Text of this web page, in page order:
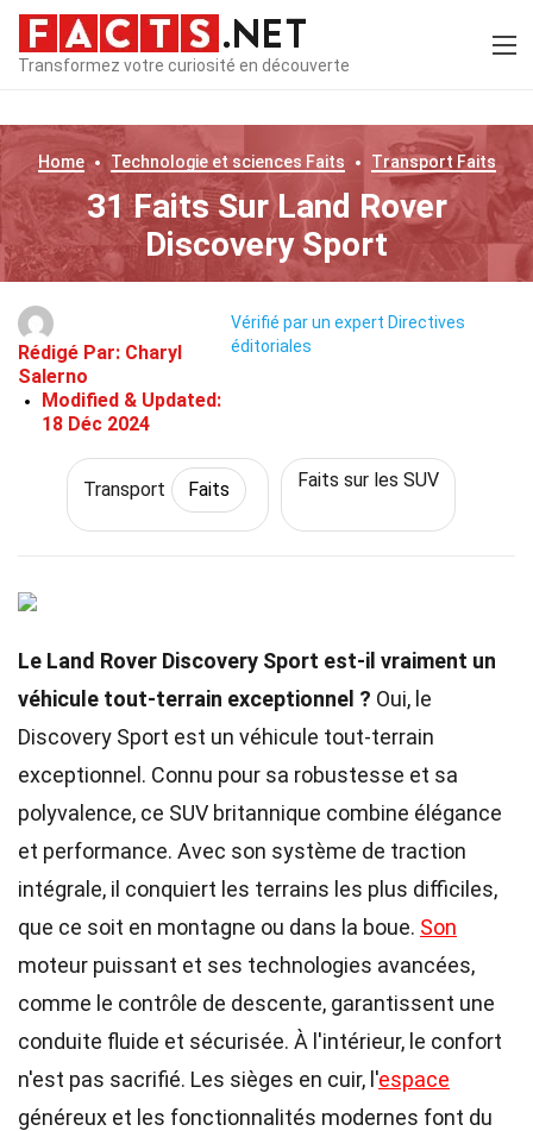
Transformez votre curiosité en découverte
Home Technologie et sciences Faits Transport Faits
31 Faits Sur Land Rover
Discovery Sport
Rédigé Par: Charyl
Salerno
Modified & Updated:
18 Déc 2024
Vérifié par un expert Directives
éditoriales
Transport Faits Faits sur les SUV
Le Land Rover Discovery Sport est-il vraiment un
véhicule tout-terrain exceptionnel ? Oui, le
Discovery Sport est un véhicule tout-terrain
exceptionnel. Connu pour sa robustesse et sa
polyvalence, ce SUV britannique combine élégance
et performance. Avec son système de traction
intégrale, il conquiert les terrains les plus difficiles,
que ce soit en montagne ou dans la boue. Son
moteur puissant et ses technologies avancées,
comme le contrôle de descente, garantissent une
conduite fluide et sécurisée. À l'intérieur, le confort
n'est pas sacrifié. Les sièges en cuir, l'espace
généreux et les fonctionnalités modernes font du